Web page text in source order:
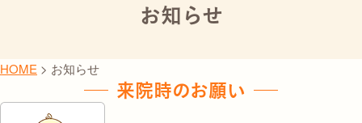
お知らせ
HOME > お知らせ
来院時のお願い